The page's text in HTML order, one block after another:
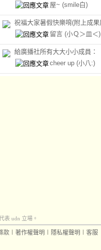
屋~ (smile白)
祝福大家暑假快樂唷(附上成果
留言 (小Ｑ＞皿＜)
給廣播社所有大大小小成員：
cheer up (小八:)
表 udn 立場。
款 著作權聲明 隱私權聲明 客服